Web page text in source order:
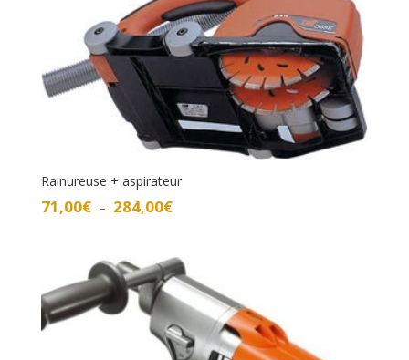
190,00€
Rainureuse + aspirateur
71,00€ – 284,00€Plage
71,00€
à
284,00€